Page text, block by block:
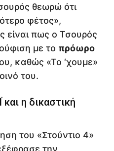
θεωρώ ότι
φέτος»,
είναι πως ο Τσουρός
με το πρόωρο
καθώς «Το ‘χουμε»
του.
η δικαστική
του «Στούντιο 4»
την